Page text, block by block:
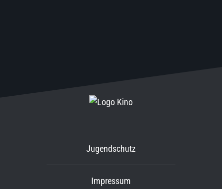
Jugendschutz
Impressum